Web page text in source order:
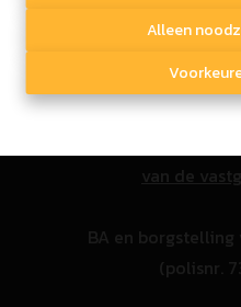
Alleen
+32 2 505 38